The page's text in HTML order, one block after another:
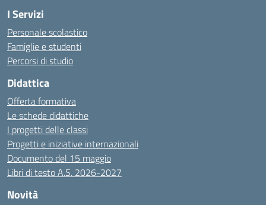
I Servizi
Personale scolastico
Famiglie e studenti
Percorsi di studio
Didattica
Offerta formativa
Le schede didattiche
I progetti delle classi
Progetti e iniziative internazionali
Documento del 15 maggio
Libri di testo A.S. 2026-2027
Novità